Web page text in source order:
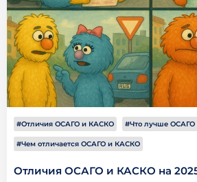
#Отличия ОСАГО и КАСКО #Что лучше
#Чем отличается ОСАГО и КАСКО
Отличия ОСАГО и КАСКО на